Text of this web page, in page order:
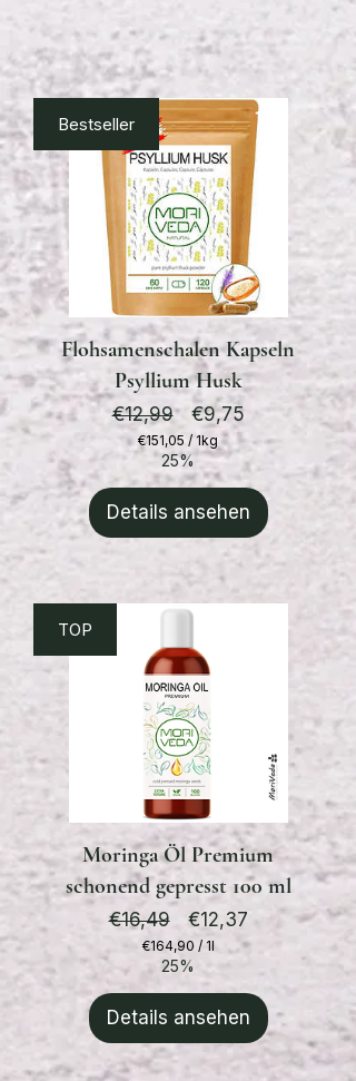
Von Kunden geliebt, für dich gemacht!
Bestseller
Flohsamenschalen Kapseln
Psyllium Husk
€12,99 Standardpreis
€9,75Preis
€151,05 / 1kg
€151,05
pro
Kilogramm
25%
Details ansehen
TOP
Moringa Öl Premium
schonend gepresst 100 ml
€16,49 Standardpreis
€12,37Preis
€164,90 / 1l
€164,90
Liter
25%
Details ansehen